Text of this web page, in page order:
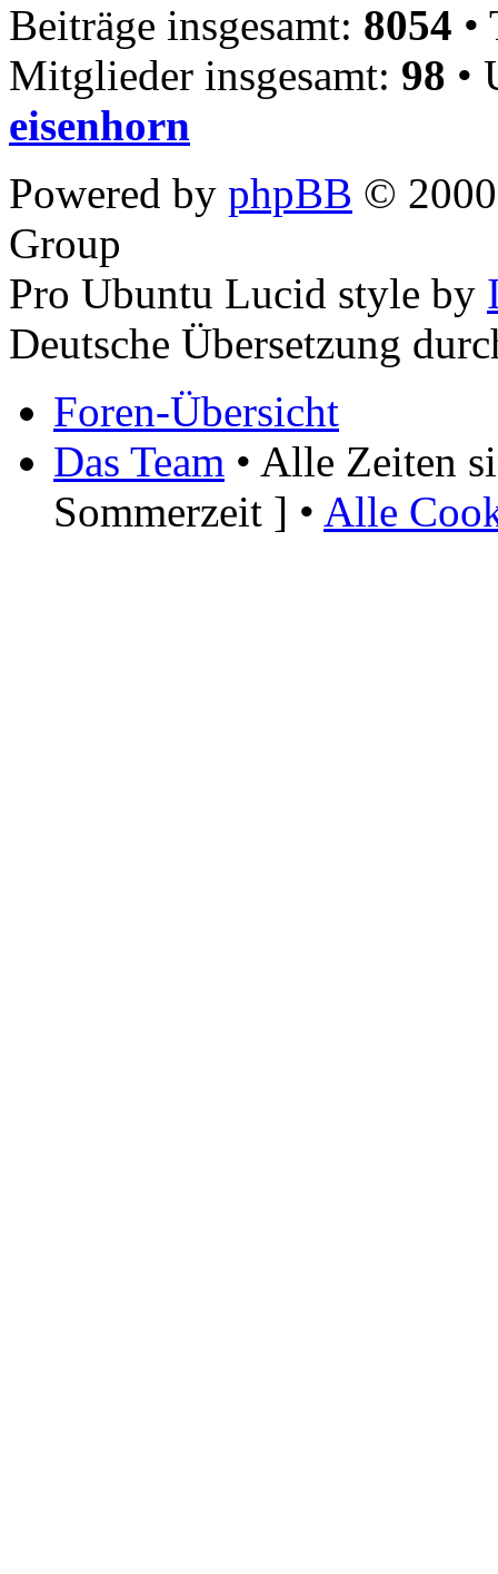
Beiträge insgesamt: 8054 •
Mitglieder insgesamt: 98 •
eisenhorn
Powered by phpBB ©
Group
Pro Ubuntu Lucid style by
Deutsche Übersetzung
Foren-Übersicht
Das Team • Alle Zeiten
Sommerzeit ] • Alle